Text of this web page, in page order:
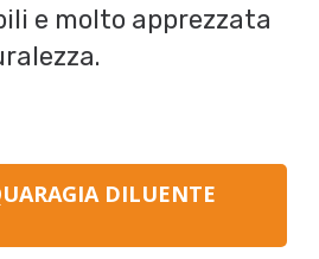
e molto apprezzata
DILUENTE